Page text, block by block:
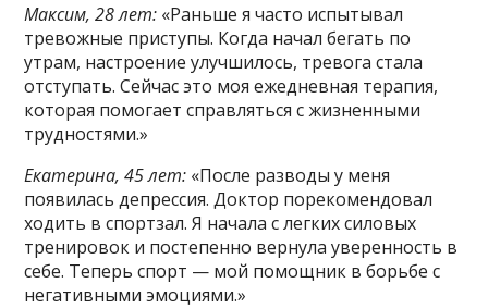
Максим, 28 лет: «Раньше я часто испытывал
тревожные приступы. Когда начал бегать по
утрам, настроение улучшилось, тревога стала
отступать. Сейчас это моя ежедневная терапия,
которая помогает справляться с жизненными
трудностями.»
Екатерина, 45 лет: «После разводы у меня
появилась депрессия. Доктор порекомендовал
ходить в спортзал. Я начала с легких силовых
тренировок и постепенно вернула уверенность в
себе. Теперь спорт — мой помощник в борьбе с
негативными эмоциями.»